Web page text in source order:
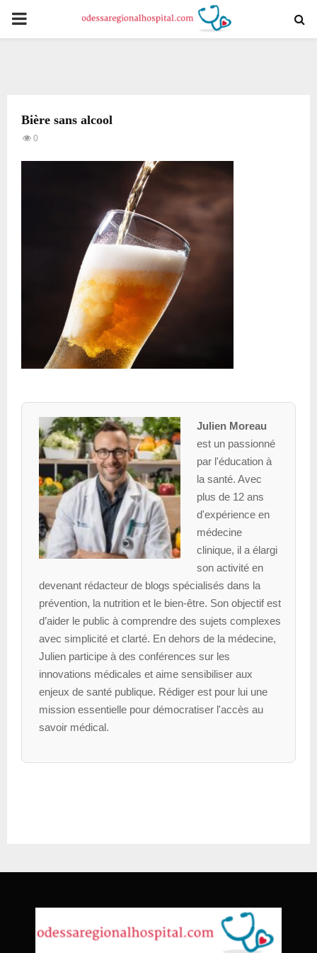
PRIMARY
Bière sans alcool
0
Julien Moreau
est un passionné
par l'éducation à
la santé. Avec
plus de 12 ans
d'expérience en
médecine
clinique, il a élargi
son activité en
devenant rédacteur de blogs spécialisés dans la
prévention, la nutrition et le bien-être. Son objectif est
d’aider le public à comprendre des sujets complexes
avec simplicité et clarté. En dehors de la médecine,
Julien participe à des conférences sur les
innovations médicales et aime sensibiliser aux
enjeux de santé publique. Rédiger est pour lui une
mission essentielle pour démocratiser l'accès au
savoir médical.